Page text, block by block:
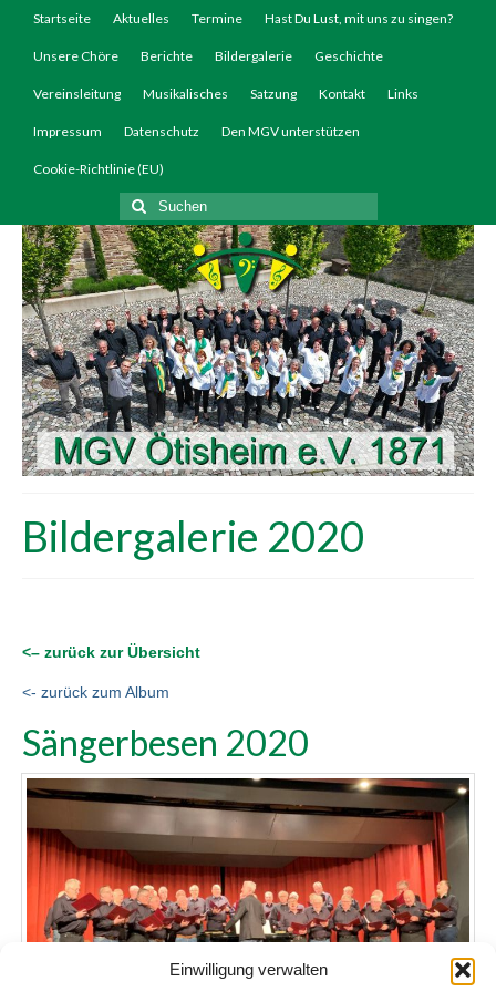
Einwilligung verwalten
Startseite Aktuelles Termine Hast Du Lust, mit uns zu singen?
Unsere Chöre Berichte Bildergalerie Geschichte
Vereinsleitung Musikalisches Satzung Kontakt Links
Impressum Datenschutz Den MGV unterstützen
Cookie-Richtlinie (EU)
Suchen
nach:
Bildergalerie 2020
<– zurück zur Übersicht
<- zurück zum Album
Sängerbesen 2020